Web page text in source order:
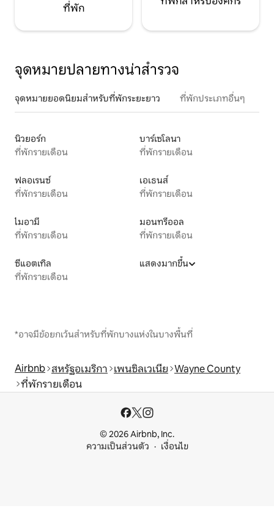
ที่พัก
จุดหมายปลายทางน่าสำรวจ
จุดหมายยอดนิยมสำหรับที่พักระยะยาว ที่พักประเภทอื่นๆ
นิวยอร์ก
ที่พักรายเดือน
บาร์เซโลนา
ที่พักรายเดือน
ฟลอเรนซ์
ที่พักรายเดือน
เอเธนส์
ที่พักรายเดือน
ไมอามี
ที่พักรายเดือน
มอนทรีออล
ที่พักรายเดือน
ซีแอตเทิล
ที่พักรายเดือน
แสดงมากขึ้น
*อาจมีข้อยกเว้นสำหรับที่พักบางแห่งในบางพื้นที่
Airbnb สหรัฐอเมริกา เพนซิลเวเนีย Wayne County
ที่พักรายเดือน
© 2026 Airbnb, Inc.
ความเป็นส่วนตัว
เงื่อนไข